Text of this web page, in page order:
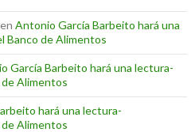
en Antonio García Barbeito hará una
Banco de Alimentos
García Barbeito hará una lectura-
Alimentos
hará una lectura-
Alimentos